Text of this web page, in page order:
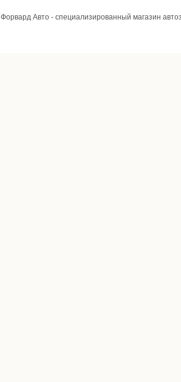
Форвард Авто - специализированный магазин